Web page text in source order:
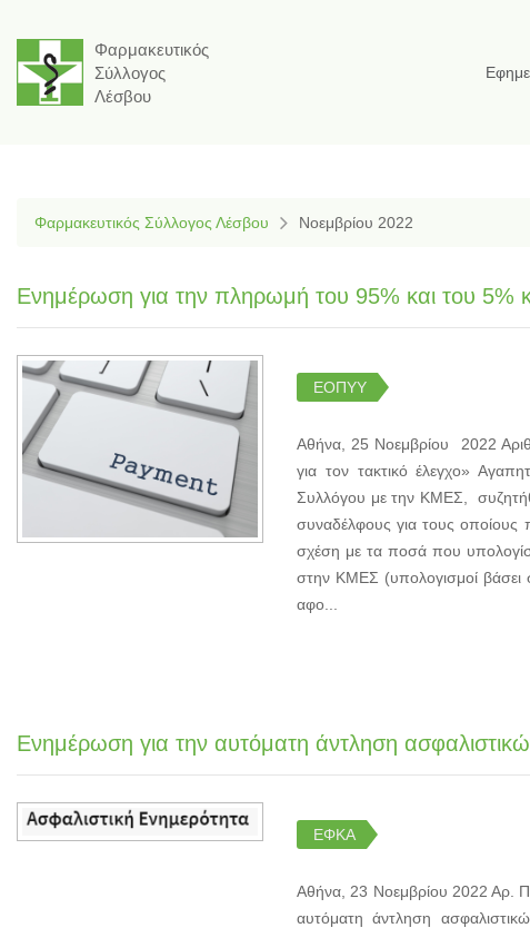
Φαρμακευτικός
Σύλλογος
Λέσβου
Φαρμακευτικός Σύλλογος Λέσβου Νοεμβρίου 2022
Ενημέρωση για την πληρωμή του 95% και του 5%
ΕΟΠΥΥ
Αθήνα, 25 Νοεμβρίου 2022
για τον τακτικό έλεγχο»
Συλλόγου με την ΚΜΕΣ,
συναδέλφους για τους οποίους
σχέση με τα ποσά που
στην ΚΜΕΣ (υπολογισμοί βάσει
αφο...
Ενημέρωση για την αυτόματη άντληση
ΕΦΚΑ
Αθήνα, 23 Νοεμβρίου 2022 Αρ.
αυτόματη άντληση